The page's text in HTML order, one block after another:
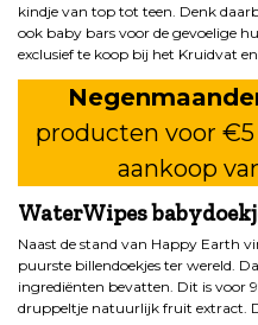
kindje van top tot teen. Denk
ook baby bars voor de gevoelige
exclusief te koop bij het Kruidvat
producten voor
aankoop
WaterWipes
Naast de stand van Happy Earth
puurste billendoekjes ter wereld.
ingrediënten bevatten. Dit is voor
druppeltje natuurlijk fruit extract.